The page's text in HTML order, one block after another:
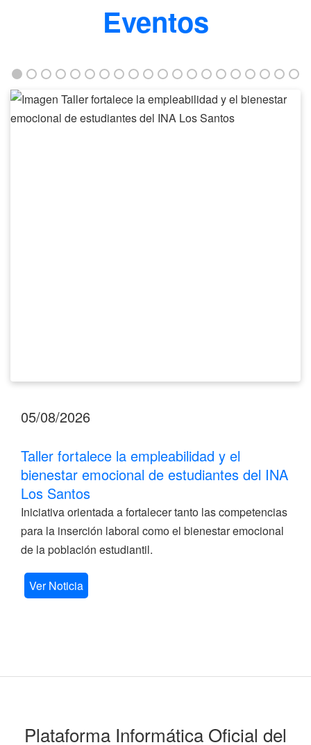
Eventos
Taller
fortalece
05/08/2026
Taller fortalece la empleabilidad y el
bienestar emocional de estudiantes del INA
Los Santos
Iniciativa orientada a fortalecer tanto las competencias
para la inserción laboral como el bienestar emocional
de la población estudiantil.
Ver Noticia
Plataforma Informática Oficial del